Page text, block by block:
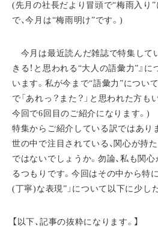
(先月の社長だより冒頭で“梅雨入り
で、今月は“梅雨明け”です。)
今月は最近読んだ雑誌で特集して
きる！と思われる“大人の語彙力”』
います。私が今まで“語彙力”につい
で「あれっ？また？」と思われた方
今回で6回目のご紹介になります。)
特集からご紹介している訳ではあり
世の中で注目されている、関心が持
ではないでしょうか。勿論、私も関
るつもりです。今回はその中から特
(丁寧)な表現”」について以下に少し
【以下、記事の抜粋になります。】